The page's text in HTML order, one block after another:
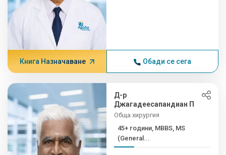
Книга Назначаване Обади се сега
Д-р
Джагадеесапандиан П
Обща хирургия
45+ години, MBBS, MS
(General...